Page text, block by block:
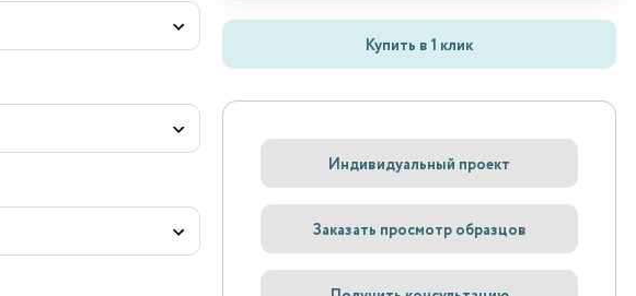
Купить в 1 клик
Индивидуальный проект
Заказать просмотр образцов